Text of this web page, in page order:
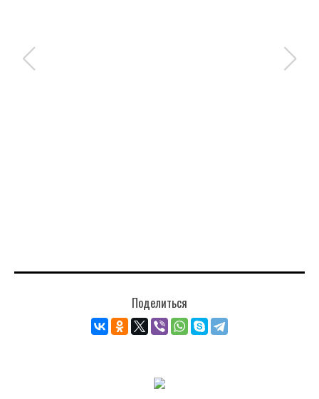
Поделиться